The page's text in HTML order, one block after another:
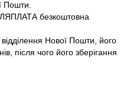
Пошти.
безкоштовна
Нової Пошти, його
після чого його зберігання